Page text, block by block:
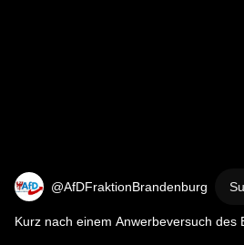
@AfDFraktionBrandenburg
Kurz nach einem Anwerbeversuch des